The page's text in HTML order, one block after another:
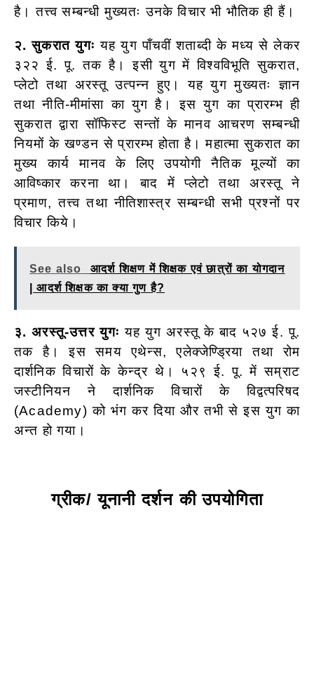
है। तत्त्व सम्बन्धी मुख्यतः उनके विचार भी भौतिक ही हैं।
२. सुकरात युगः यह युग पाँचवीं शताब्दी के मध्य से लेकर
३२२ ई. पू. तक है। इसी युग में विश्वविभूति सुकरात,
प्लेटो तथा अरस्तू उत्पन्न हुए। यह युग मुख्यतः ज्ञान
तथा नीति-मीमांसा का युग है। इस युग का प्रारम्भ ही
सुकरात द्वारा सॉफिस्ट सन्तों के मानव आचरण सम्बन्धी
नियमों के खण्डन से प्रारम्भ होता है। महात्मा सुकरात का
मुख्य कार्य मानव के लिए उपयोगी नैतिक मूल्यों का
आविष्कार करना था। बाद में प्लेटो तथा अरस्तू ने
प्रमाण, तत्त्व तथा नीतिशास्त्र सम्बन्धी सभी प्रश्नों पर
विचार किये।
See also
आदर्श शिक्षण में शिक्षक एवं छात्रों का योगदान
| आदर्श शिक्षक का क्या गुण है?
३. अरस्तू-उत्तर युगः यह युग अरस्तू के बाद ५२७ ई. पू.
तक है। इस समय एथेन्स, एलेक्जेण्ड्रिया तथा रोम
दार्शनिक विचारों के केन्द्र थे। ५२९ ई. पू. में सम्राट
जस्टीनियन ने दार्शनिक विचारों के विद्वत्परिषद
(Academy) को भंग कर दिया और तभी से इस युग का
अन्त हो गया।
ग्रीक/ यूनानी दर्शन की उपयोगिता